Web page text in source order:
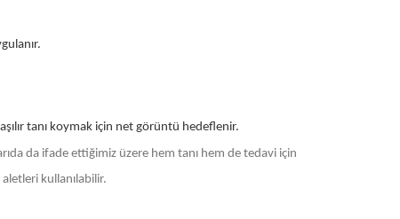
tanı koymak için net görüntü hedeflenir.
da ifade ettiğimiz üzere hem tanı hem de tedavi için
kullanılabilir.